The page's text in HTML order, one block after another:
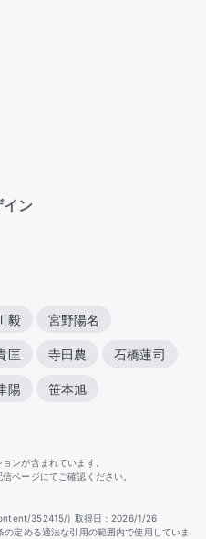
ン
毅 宮野陽名
匡 寺田農 石橋蓮司
陽 笹本旭
ンが含まれています。
ページにてご確認ください。
352415/) 取得日：2026/1/26
定める適法な引用の範囲内で使用していま